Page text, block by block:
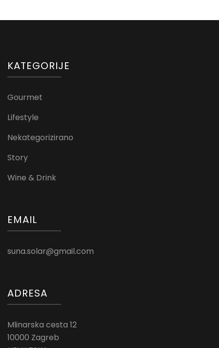
KATEGORIJE
Gourmet
Lifestyle
Nekategorizirano
Story
Wine & Drink
EMAIL
suna.solar@gmail.com
ADRESA
Mlinarska cesta 12
10000 Zagreb